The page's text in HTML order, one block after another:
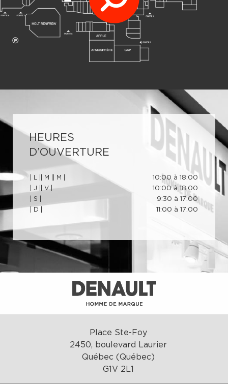
HEURES
D’OUVERTURE
| M | | M | 10:00 à 18:00
| J | | V | 10:00 à 18:00
| S | 9:30 à 17:00
| D | 11:00 à 17:00
Place Ste-Foy
2450, boulevard Laurier
Québec (Québec)
G1V 2L1